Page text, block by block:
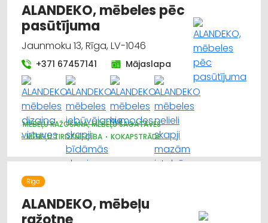
ALANDEKO, mēbeles pēc
pasūtījuma
Jaunmoku 13, Rīga, LV-1046
+371 67457141 Mājaslapa
MĒBEĻU RAŽOŠANA, MĒBEĻU SAGATAVES
MĒBEĻU TIRDZNIECĪBA
KOKAPSTRĀDE
Rīga
ALANDEKO, mēbeļu